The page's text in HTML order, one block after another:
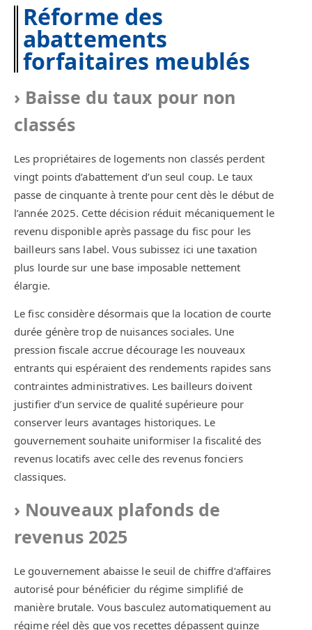
Réforme des
abattements
forfaitaires meublés
Baisse du taux pour non
classés
Les propriétaires de logements non classés perdent
vingt points d’abattement d’un seul coup. Le taux
passe de cinquante à trente pour cent dès le début de
l’année 2025. Cette décision réduit mécaniquement le
revenu disponible après passage du fisc pour les
bailleurs sans label. Vous subissez ici une taxation
plus lourde sur une base imposable nettement
élargie.
Le fisc considère désormais que la location de courte
durée génère trop de nuisances sociales. Une
pression fiscale accrue décourage les nouveaux
entrants qui espéraient des rendements rapides sans
contraintes administratives. Les bailleurs doivent
justifier d’un service de qualité supérieure pour
conserver leurs avantages historiques. Le
gouvernement souhaite uniformiser la fiscalité des
revenus locatifs avec celle des revenus fonciers
classiques.
Nouveaux plafonds de
revenus 2025
Le gouvernement abaisse le seuil de chiffre d’affaires
autorisé pour bénéficier du régime simplifié de
manière brutale. Vous basculez automatiquement au
régime réel dès que vos recettes dépassent quinze